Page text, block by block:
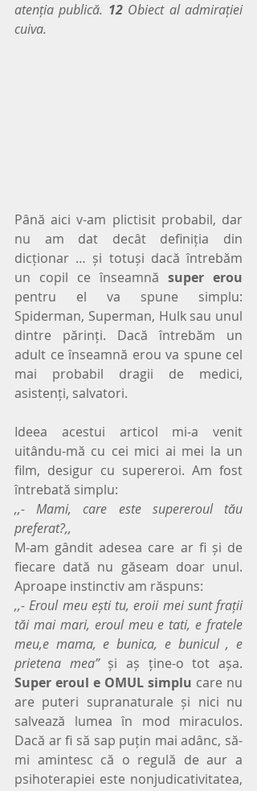
atenția publică. 12 Obiect al admirației
cuiva.
Până aici v-am plictisit probabil, dar
nu am dat decât definiția din
dicționar … și totuși dacă întrebăm
un copil ce înseamnă super erou
pentru el va spune simplu:
Spiderman, Superman, Hulk sau unul
dintre părinți. Dacă întrebăm un
adult ce înseamnă erou va spune cel
mai probabil dragii de medici,
asistenți, salvatori.
Ideea acestui articol mi-a venit
uitându-mă cu cei mici ai mei la un
film, desigur cu supereroi. Am fost
întrebată simplu:
,,- Mami, care este supereroul tău
preferat?,,
M-am gândit adesea care ar fi și de
fiecare dată nu găseam doar unul.
Aproape instinctiv am răspuns:
,,- Eroul meu ești tu, eroii mei sunt frații
tăi mai mari, eroul meu e tati, e fratele
meu,e mama, e bunica, e bunicul , e
prietena mea”
Super eroul e OMUL simplu care nu
are puteri supranaturale și nici nu
salvează lumea în mod miraculos.
Dacă ar fi să sap puțin mai adânc, să-
mi amintesc că o regulă de aur a
psihoterapiei este nonjudicativitatea,